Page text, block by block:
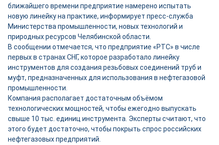
ближайшего времени предприятие намерено испытать
новую линейку на практике, информирует пресс-служба
Министерства промышленности, новых технологий и
природных ресурсов Челябинской области.
В сообщении отмечается, что предприятие «РТС» в числе
первых в странах СНГ, которое разработало линейку
инструментов для создания резьбовых соединений труб и
муфт, предназначенных для использования в нефтегазовой
промышленности.
Компания располагает достаточным объёмом
технологических мощностей, чтобы ежегодно выпускать
свыше 10 тыс. единиц инструмента. Эксперты считают, что
этого будет достаточно, чтобы покрыть спрос российских
нефтегазовых предприятий.